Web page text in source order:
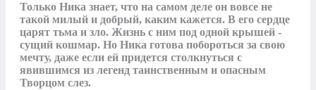
Только Ника знает, что на самом деле он вовсе не
такой милый и добрый, каким кажется. В его сердце
царят тьма и зло. Жизнь с ним под одной крышей -
сущий кошмар. Но Ника готова побороться за свою
мечту, даже если ей придется столкнуться с
явившимся из легенд таинственным и опасным
Творцом слез.